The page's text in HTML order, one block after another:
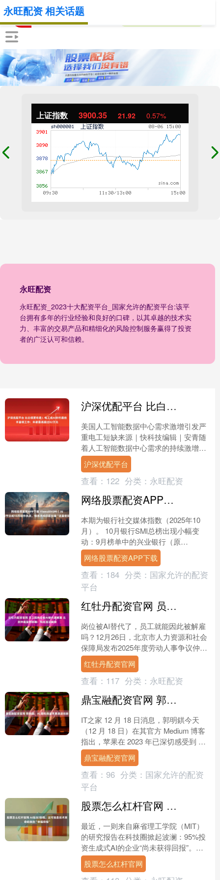
上证指数 3900.35 21.92 0.57%
永旺配资
永旺配资_2023十大配资平台_国家允许的配资平台:该平
台拥有多年的行业经验和良好的口碑，以其卓越的技术实
力、丰富的交易产品和精细化的风险控制服务赢得了投资
者的广泛认可和信赖。
永旺配资 相关话题
沪深优配平台 比白领更吃香！电工成AI时代最抢手蓝领工作：年薪最高超过82万元
美国人工智能数据中心需求激增引发严
重电工短缺来源｜快科技编辑｜安青随
着人工智能数据中心需求的持续激增，
美国正遭遇严重的电工短缺危机，这一
问题不仅拖慢了建设进度，....
沪深优配平台
查看： 122 分类： 永旺配资
网络股票配资APP下载 YiwealthSMI｜AI与节日成10月创作热点，情感共鸣仍是抖音“流量密码”
本期为银行社交媒体指数（2025年10
月）。 10月银行SMI总榜出现小幅变
动：9月榜单中的兴业银行（原
Top2）、网商银行（原Top8）、浙商银
行（原Top1....
网络股票配资APP下载
查看： 184 分类： 国家允许的配资
平台
红牡丹配资官网 员工因岗位被AI替代遭解雇 北京仲裁案例明确：构成违法解除
岗位被AI替代了，员工就能因此被解雇
吗？12月26日，北京市人力资源和社会
保障局发布2025年度劳动人事争议仲裁
典型案例，其中一起AI替代岗位引发的
劳动纠纷仲裁....
红牡丹配资官网
查看： 117 分类： 永旺配资
鼎宝融配资官网 郭明錤：AI 危机倒逼苹果激进创新
IT之家 12 月 18 日消息，郭明錤今天
（12 月 18 日）在其官方 Medium 博客
指出，苹果在 2023 年已深切感受到 AI
趋势带来的生存威胁，....
鼎宝融配资官网
查看： 96 分类： 国家允许的配资
平台
股票怎么杠杆官网 AI泡沫?别慌，这可能是技术革命前夜的“幸福烦恼”
最近，一则来自麻省理工学院（MIT）
的研究报告在科技圈掀起波澜：95%投
资生成式AI的企业“尚未获得回报”。消
息一出，科技股应声下跌，不少人开始
高呼“AI泡沫要....
股票怎么杠杆官网